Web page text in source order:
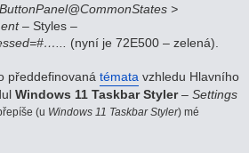
>
– Styles –
(nyní je 72E500 – zelená).
předdefinovaná témata vzhledu Hlavního
Windows 11 Taskbar Styler– Settings
(u Windows 11 Taskbar Styler) mé